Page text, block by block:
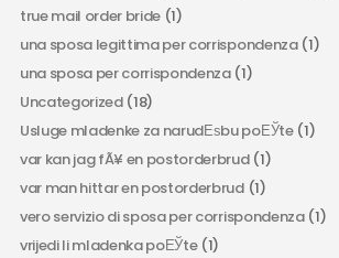
true mail order bride (1)
una sposa legittima per corrispondenza(1)
una sposa per corrispondenza(1)
Uncategorized(18)
Usluge mladenke za narudЕѕbu poЕЎte(1)
var kan jag fÃ¥ en postorderbrud(1)
var man hittar en postorderbrud(1)
vero servizio di sposa per corrispondenza(1)
vrijedi li mladenka poЕЎte(1)